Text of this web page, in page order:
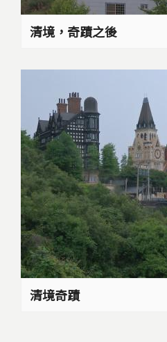
清境，奇蹟之後
清境奇蹟